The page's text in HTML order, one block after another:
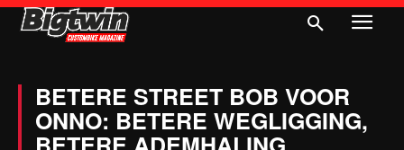
BETERE STREET BOB VOOR
ONNO: BETERE WEGLIGGING,